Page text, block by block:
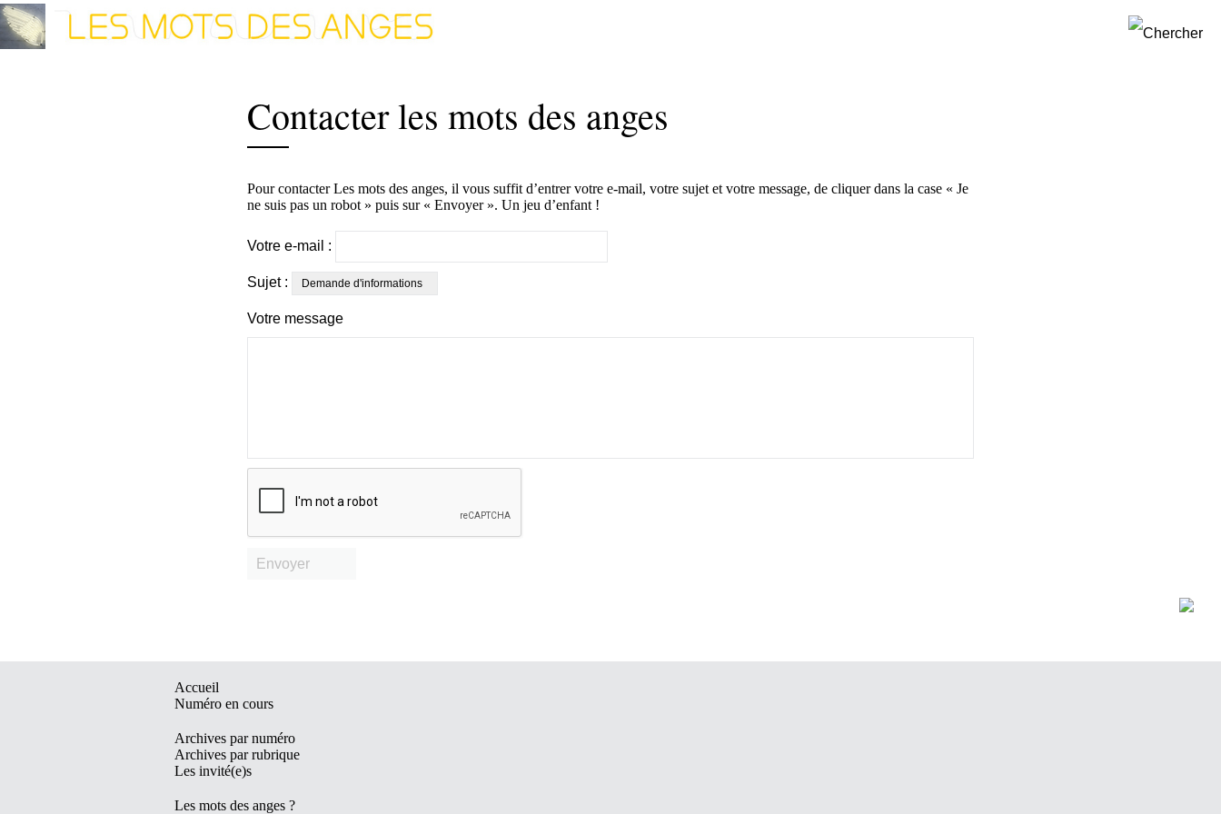
Contacter les mots des anges
Pour contacter Les mots des anges, il vous suffit d’entrer votre e-mail, votre sujet et votre message, de cliquer dans la case « Je
ne suis pas un robot » puis sur « Envoyer ». Un jeu d’enfant !
Votre e-mail :
Sujet :
Votre message
Envoyer
Accueil
Numéro en cours
Archives par numéro
Archives par rubrique
Les invité(e)s
Les mots des anges ?